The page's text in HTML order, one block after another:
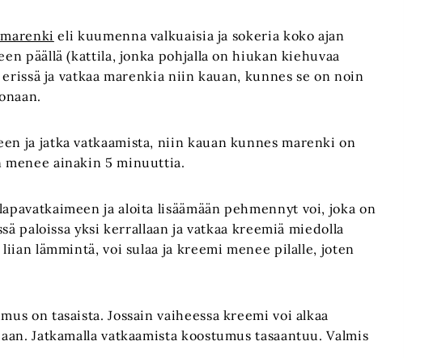
eli kuumenna valkuaisia ja sokeria koko ajan
päällä (kattila, jonka pohjalla on hiukan kiehuvaa
ja vatkaa marenkia niin kauan, kunnes se on noin
ja jatka vatkaamista, niin kauan kunnes marenki on
menee ainakin 5 minuuttia.
ja aloita lisäämään pehmennyt voi, joka on
paloissa yksi kerrallaan ja vatkaa kreemiä miedolla
lämmintä, voi sulaa ja kreemi menee pilalle, joten
on tasaista. Jossain vaiheessa kreemi voi alkaa
Jatkamalla vatkaamista koostumus tasaantuu. Valmis